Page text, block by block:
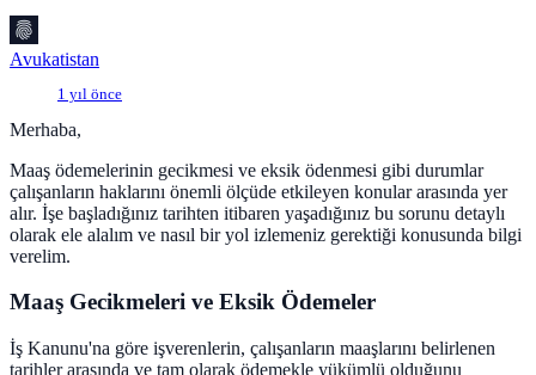
Avukatistan
1 yıl önce
Merhaba,
Maaş ödemelerinin gecikmesi ve eksik ödenmesi gibi durumlar
çalışanların haklarını önemli ölçüde etkileyen konular arasında yer
alır. İşe başladığınız tarihten itibaren yaşadığınız bu sorunu detaylı
olarak ele alalım ve nasıl bir yol izlemeniz gerektiği konusunda bilgi
verelim.
Maaş Gecikmeleri ve Eksik Ödemeler
İş Kanunu'na göre işverenlerin, çalışanların maaşlarını belirlenen
tarihler arasında ve tam olarak ödemekle yükümlü olduğunu